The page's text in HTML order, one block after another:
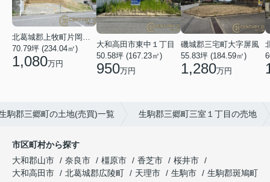
北葛城郡上牧町片岡台１丁目
70.79坪 (234.04㎡)
1,080万円
大和高田市東中１丁目
50.58坪 (167.23㎡)
950万円
磯城郡三宅町大字屏風
55.83坪 (184.59㎡)
1,280万円
駒郡三郷町の土地(売買)一覧 生駒郡三郷町三室１丁目の売地
市区町村から探す
大和郡山市
奈良市 橿原市 香芝市
桜井市
大和高田市
北葛城郡広陵町 天理市 生駒市
生駒郡斑鳩町